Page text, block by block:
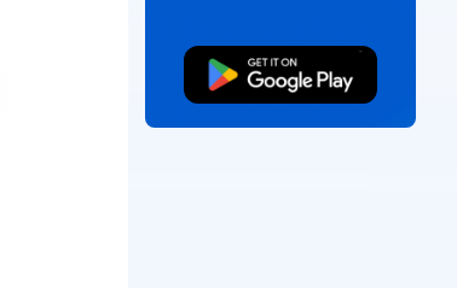
Gratis Download